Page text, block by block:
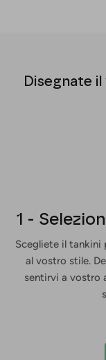
Disegnate
1 -
Scegliete il
al vostro stile.
sentirvi a vostro